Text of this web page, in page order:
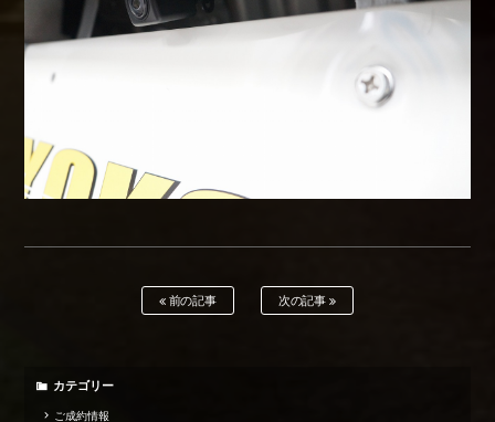
前の記事 次の記事
カテゴリー
ご成約情報